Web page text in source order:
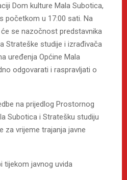
Dom kulture Mala Subotica,
početkom u 17:00 sati. Na
se nazočnost predstavnika
Strateške studije i izrađivača
uređenja Općine Mala
odgovarati i raspravljati o
na prijedlog Prostornog
Subotica i Stratešku studiju
za vrijeme trajanja javne
tijekom javnog uvida